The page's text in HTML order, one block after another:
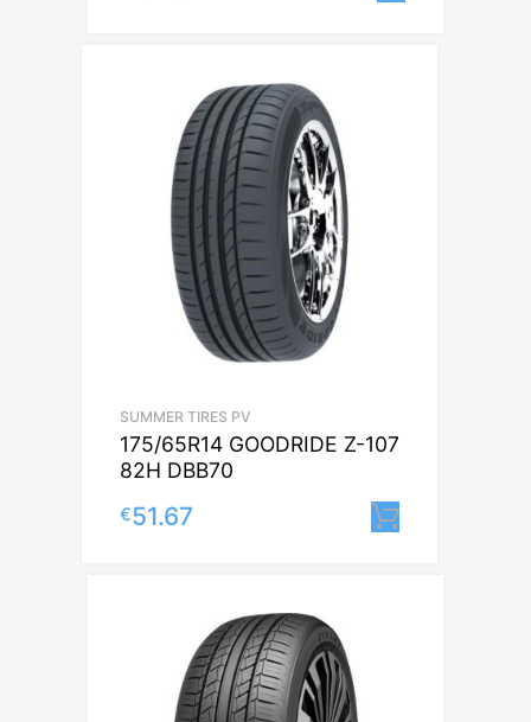
SUMMER TIRES PV
175/65R14 GOODRIDE Z-107
82H DBB70
€51.67